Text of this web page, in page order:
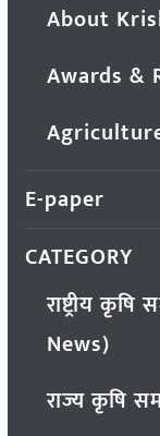
About
Awards &
E-paper
CATEGORY
राष्ट्रीय
News)
राज्य कृषि